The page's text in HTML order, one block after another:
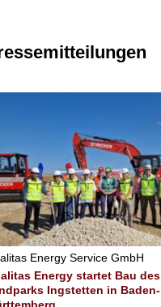
Energy Service GmbH
Energy startet Bau des
Ingstetten in Baden-